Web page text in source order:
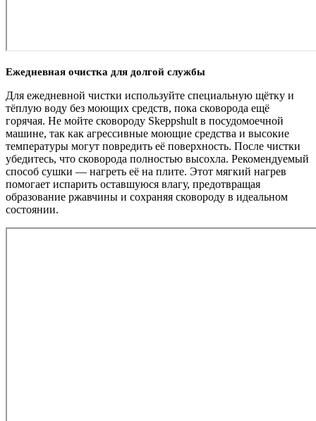
Ежедневная очистка для долгой службы
Для ежедневной чистки используйте специальную щётку и
тёплую воду без моющих средств, пока сковорода ещё
горячая. Не мойте сковороду Skeppshult в посудомоечной
машине, так как агрессивные моющие средства и высокие
температуры могут повредить её поверхность. После чистки
убедитесь, что сковорода полностью высохла. Рекомендуемый
способ сушки — нагреть её на плите. Этот мягкий нагрев
помогает испарить оставшуюся влагу, предотвращая
образование ржавчины и сохраняя сковороду в идеальном
состоянии.